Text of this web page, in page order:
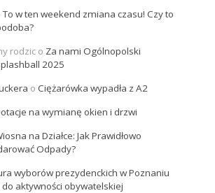
To w ten weekend zmiana czasu! Czy to
rodzico Za nami Ogólnopolski
2025
o Ciężarówka wypadła z A2
na wymianę okien i drzwi
na Działce: Jak Prawidłowo
Odpady?
wyborów prezydenckich w Poznaniu
aktywności obywatelskiej